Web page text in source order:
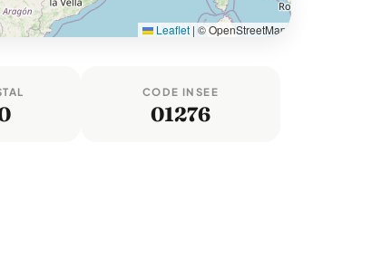
Leaflet | © OpenStreetMap
CODE INSEE
01276